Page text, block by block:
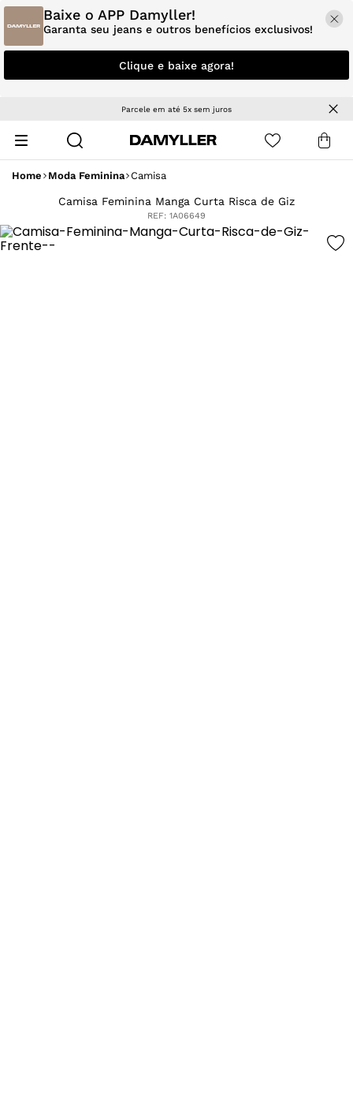
Baixe o APP Damyller!
Garanta seu jeans e outros benefícios exclusivos!
Clique e baixe agora!
Parcele em até 5x sem juros
Home Moda Feminina Camisa
Camisa Feminina Manga Curta Risca de Giz
REF: 1A06649